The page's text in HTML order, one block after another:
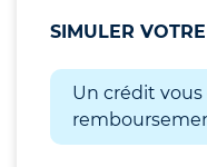
SIMULER
Un crédit